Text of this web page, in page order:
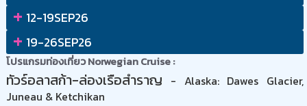
+ 12-19SEP26
+ 19-26SEP26
โปรแกรมท่องเที่ยว Norwegian Cruise :
ทัวร์อลาสก้า-ล่องเรือสำราญ - Alaska: Dawes Glacier,
Juneau & Ketchikan